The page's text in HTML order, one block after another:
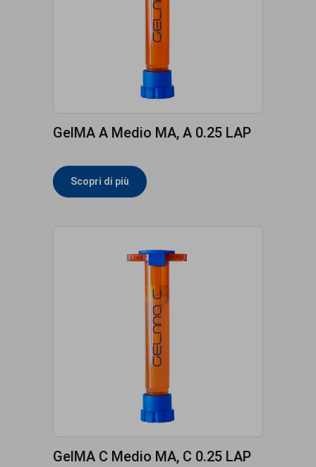
GelMA A Medio MA, A 0.25 LAP
Scopri di più
GelMA C Medio MA, C 0.25 LAP